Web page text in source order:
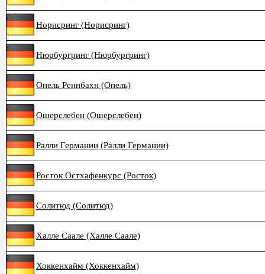
Норисринг (Норисринг)
Нюрбургринг (Нюрбургринг)
Опель Реннбахн (Опель)
Ошерслебен (Ошерслебен)
Ралли Германии (Ралли Германии)
Росток Остхафенкурс (Росток)
Солитюд (Солитюд)
Халле Саале (Халле Саале)
Хоккенхайм (Хоккенхайм)